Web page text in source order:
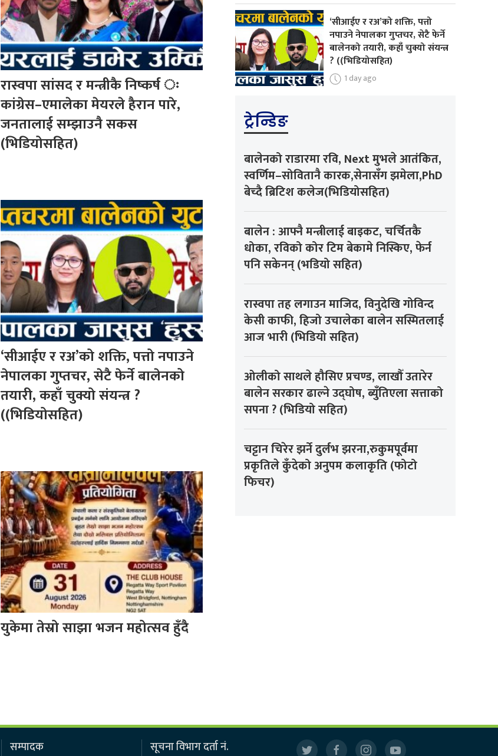
रास्वपा सांसद र मन्त्रीकै निष्कर्ष ः
कांग्रेस–एमालेका मेयरले हैरान पारे,
जनतालाई सम्झाउनै सकस
(भिडियोसहित)
‘सीआईए र रअ’को शक्ति, पत्तो नपाउने
नेपालका गुप्तचर, सेटै फेर्ने बालेनको
तयारी, कहाँ चुक्यो संयन्त्र ?
((भिडियोसहित)
युकेमा तेस्रो साझा भजन महोत्सव हुँदै
‘सीआईए र रअ’को शक्ति, पत्तो
नपाउने नेपालका गुप्तचर, सेटै फेर्ने
बालेनको तयारी, कहाँ चुक्यो संयन्त्र
? ((भिडियोसहित)
1 day ago
ट्रेन्डिङ
बालेनको राडारमा रवि, Next मुभले आतंकित,
स्वर्णिम–सोवितानै कारक,सेनासँग झमेला,PhD
बेच्दै ब्रिटिश कलेज(भिडियोसहित)
बालेन : आफ्नै मन्त्रीलाई बाइकट, चर्चितकै
धोका, रविको कोर टिम बेकामे निस्किए, फेर्न
पनि सकेनन् (भडियो सहित)
रास्वपा तह लगाउन माजिद, विनुदेखि गोविन्द
केसी काफी, हिजो उचालेका बालेन सस्मितलाई
आज भारी (भिडियो सहित)
ओलीको साथले हौसिए प्रचण्ड, लाखौँ उतारेर
बालेन सरकार ढाल्ने उद्घोष, ब्युँतिएला सत्ताको
सपना ? (भिडियो सहित)
चट्टान चिरेर झर्ने दुर्लभ झरना,रुकुमपूर्वमा
प्रकृतिले कुँदेको अनुपम कलाकृति (फोटो
फिचर)
सम्पादक
सूचना विभाग दर्ता नं.